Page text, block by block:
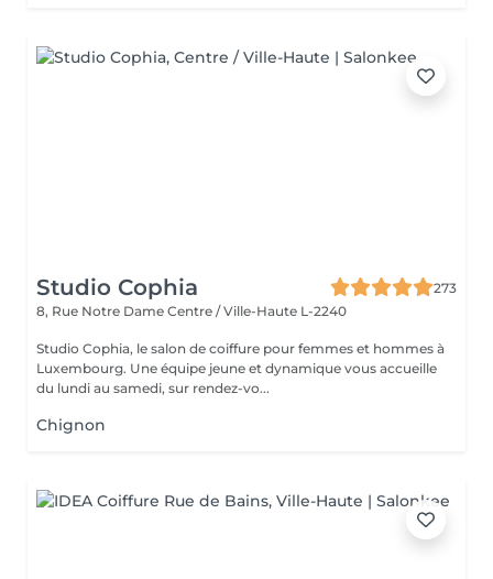
Studio Cophia
273
8, Rue Notre Dame Centre / Ville-Haute L-2240
Studio Cophia, le salon de coiffure pour femmes et hommes à
Luxembourg. Une équipe jeune et dynamique vous accueille
du lundi au samedi, sur rendez-vo...
Chignon